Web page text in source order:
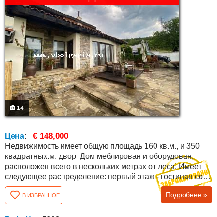
14
Цена: € 148,000
Недвижимость имеет общую площадь 160 кв.м., и 350
квадратных.м. двор. Дом меблирован и оборудован,
расположен всего в нескольких метрах от леса. Имеет
следующее распределение: первый этаж - гостиная со
столовой и кухней, спальня, ванная комната с туалетом
и еще одна отдельная спальня с ванной комнатой; на
втором этаже - две отдельные спальни, каждая с ванной
В ИЗБРАННОЕ Подробнее »